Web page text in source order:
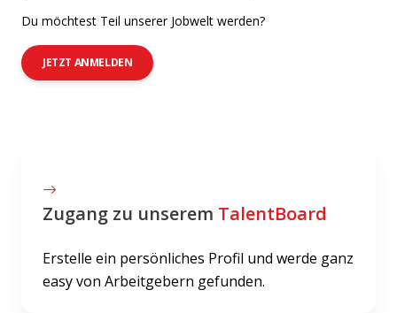
Zugang zu unserem TalentBoard
Erstelle ein persönliches Profil und werde ganz
easy von Arbeitgebern gefunden.
Du möchtest Teil unserer Jobwelt werden?
JETZT ANMELDEN